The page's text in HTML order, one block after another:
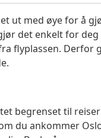
ut med øye for å
det enkelt for deg
flyplassen. Derfor
begrenset til
du ankommer